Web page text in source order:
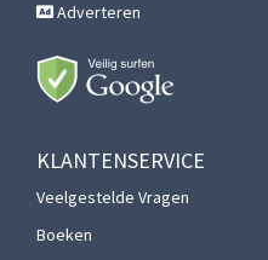
Adverteren
KLANTENSERVICE
Veelgestelde Vragen
Boeken